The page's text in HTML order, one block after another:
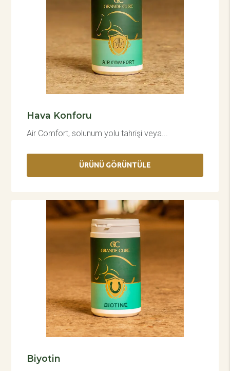
Hava Konforu
Air Comfort, solunum yolu tahrişi veya...
ÜRÜNÜ GÖRÜNTÜLE
Biyotin